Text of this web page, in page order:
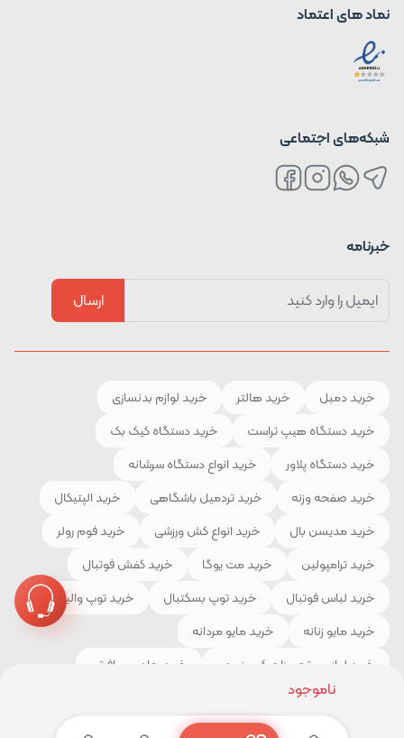
ناموجود
نماد های اعتماد
شبکه‌های اجتماعی
خبرنامه
ارسال
خرید دمبل خرید هالتر
خرید لوازم بدنسازی
خرید دستگاه هیپ تراست
خرید دستگاه کیک بک
خرید دستگاه پلاور
خرید انواع دستگاه سرشانه
خرید صفحه وزنه
خرید تردمیل باشگاهی
خرید الپتیکال
خرید مدیسن بال
خرید انواع کش ورزشی
خرید فوم رولر
خرید ترامپولین
خرید مت یوگا
خرید کفش فوتبال
خرید لباس فوتبال
خرید توپ بسکتبال
خرید توپ والیبال
خرید مایو زنانه
خرید مایو مردانه
خرید لوازم و تجهیزات کوهنوردی
خرید چادر مسافرتی
خرید کیسه خواب